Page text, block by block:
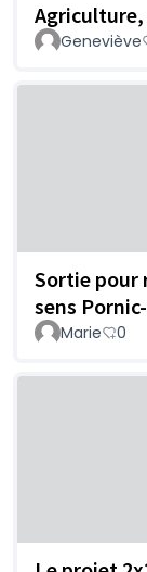
Agriculture,
Geneviève
Sortie pour
sens
Marie 0